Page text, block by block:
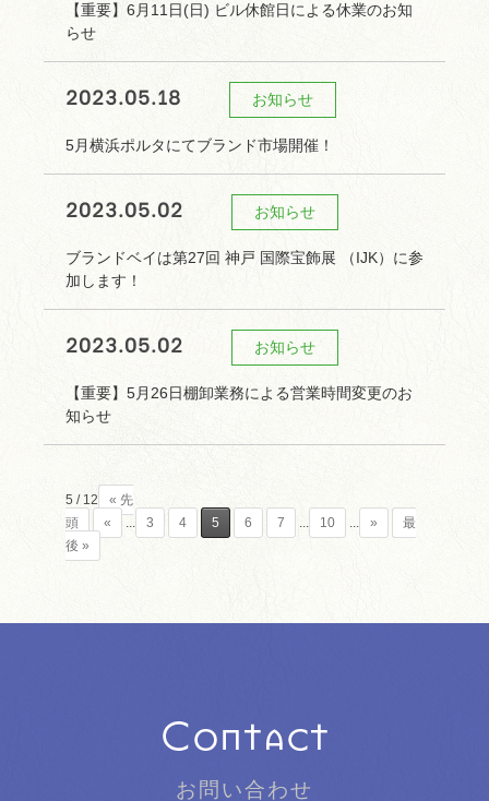
【重要】6月11日(日) ビル休館日による休業のお知
らせ
2023.05.18 お知らせ
5月横浜ポルタにてブランド市場開催！
2023.05.02 お知らせ
ブランドベイは第27回 神戸 国際宝飾展 （IJK）に参
加します！
2023.05.02 お知らせ
【重要】5月26日棚卸業務による営業時間変更のお
知らせ
5 / 12
« 先
頭
« ... 3 4 5 6 7 ... 10 ... »
最
後 »
お問い合わせ